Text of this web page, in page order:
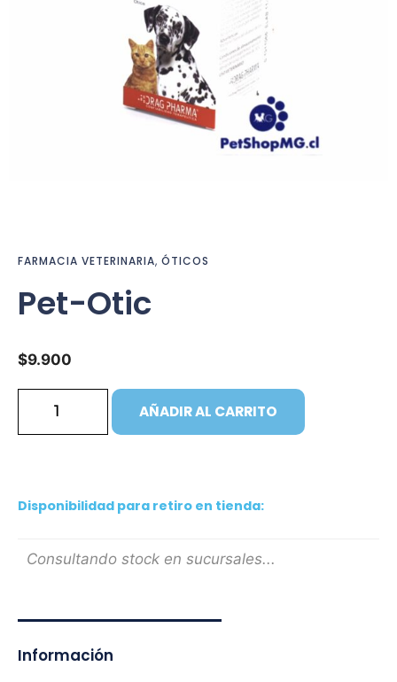
FARMACIA VETERINARIA, ÓTICOS
Pet-Otic
$9.900
AÑADIR AL CARRITO
Disponibilidad para retiro en tienda:
Consultando stock en sucursales...
Información